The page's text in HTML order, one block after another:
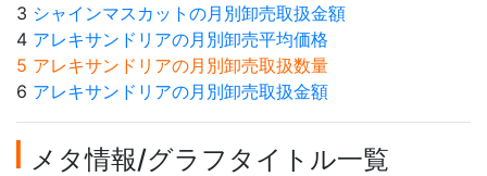
3 シャインマスカットの月別卸売取扱金額
4 アレキサンドリアの月別卸売平均価格
5 アレキサンドリアの月別卸売取扱数量
6 アレキサンドリアの月別卸売取扱金額
メタ情報/グラフタイトル一覧